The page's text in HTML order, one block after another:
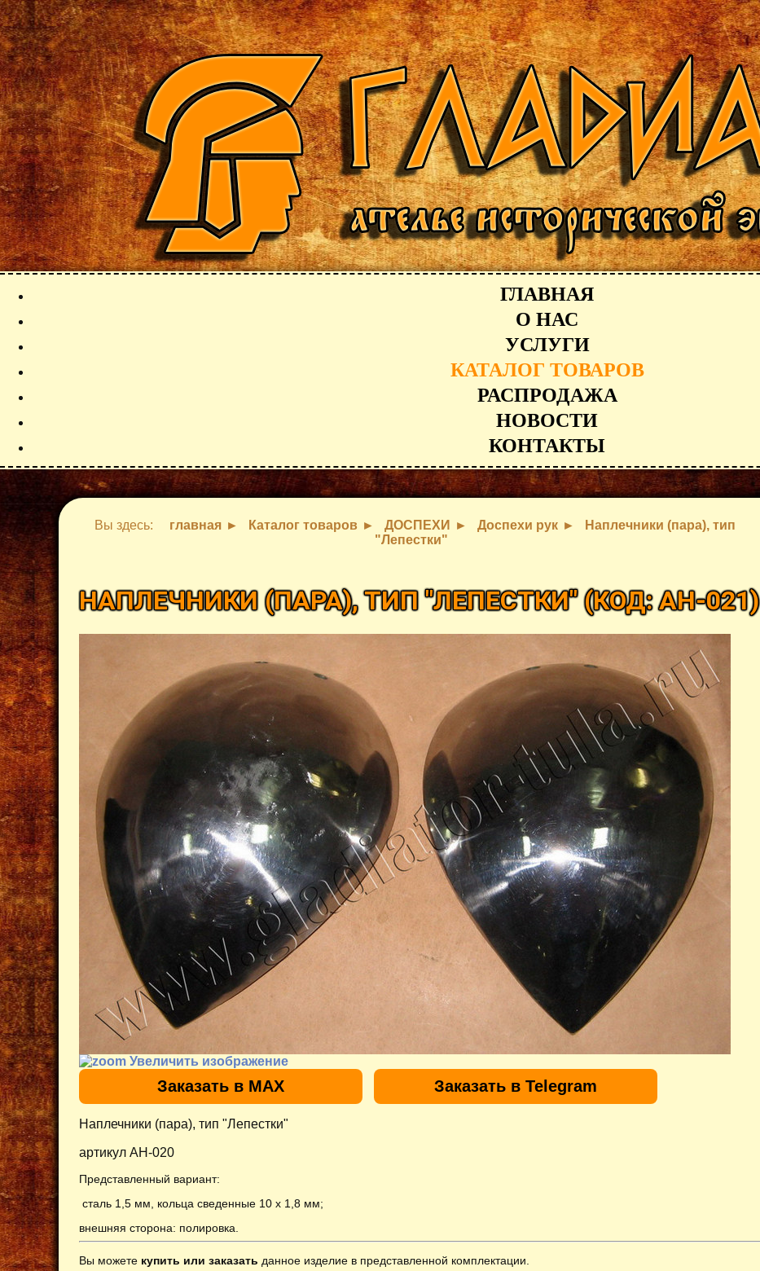
ГЛАВНАЯ
О НАС
УСЛУГИ
КАТАЛОГ ТОВАРОВ
РАСПРОДАЖА
НОВОСТИ
КОНТАКТЫ
Вы здесь: главная Каталог товаров ДОСПЕХИ Доспехи рук
Наплечники (пара), тип
"Лепестки"
НАПЛЕЧНИКИ (ПАРА), ТИП "ЛЕПЕСТКИ"(КОД:AH-021)
Увеличить изображение
Заказать в MAX Заказать в Telegram
Наплечники (пара), тип "Лепестки"
артикул AH-020
Представленный вариант:
сталь 1,5 мм, кольца сведенные 10 х 1,8 мм;
внешняя сторона: полировка
Вы можете купить или заказать данное изделие в представленной комплектации.